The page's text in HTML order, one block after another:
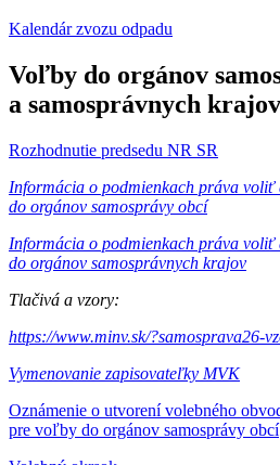
Kalendár zvozu odpadu
Voľby do orgánov
a samosprávnych
Rozhodnutie predsedu NR SR
Informácia o podmienkach práva
do orgánov samosprávy obcí
Informácia o podmienkach práva
do orgánov samosprávnych krajov
Tlačivá a vzory:
https://www.minv.sk/?samosprava26-
Vymenovanie zapisovateľky MVK
Oznámenie o utvorení volebného
pre voľby do orgánov samosprávy obcí